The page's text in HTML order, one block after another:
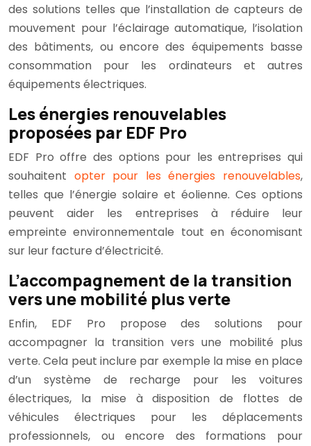
des solutions telles que l’installation de capteurs de
mouvement pour l’éclairage automatique, l’isolation
des bâtiments, ou encore des équipements basse
consommation pour les ordinateurs et autres
équipements électriques.
Les énergies renouvelables
proposées par EDF Pro
EDF Pro offre des options pour les entreprises qui
souhaitent opter pour les énergies renouvelables,
telles que l’énergie solaire et éolienne. Ces options
peuvent aider les entreprises à réduire leur
empreinte environnementale tout en économisant
sur leur facture d’électricité.
L’accompagnement de la transition
vers une mobilité plus verte
Enfin, EDF Pro propose des solutions pour
accompagner la transition vers une mobilité plus
verte. Cela peut inclure par exemple la mise en place
d’un système de recharge pour les voitures
électriques, la mise à disposition de flottes de
véhicules électriques pour les déplacements
professionnels, ou encore des formations pour